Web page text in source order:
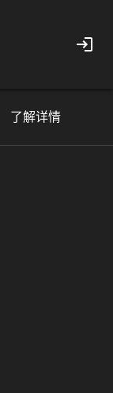
了解详情